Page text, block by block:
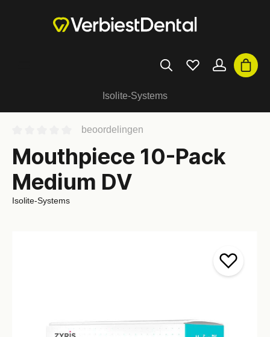
Isolite-Systems
beoordelingen
Mouthpiece 10-Pack
Medium DV
Isolite-Systems